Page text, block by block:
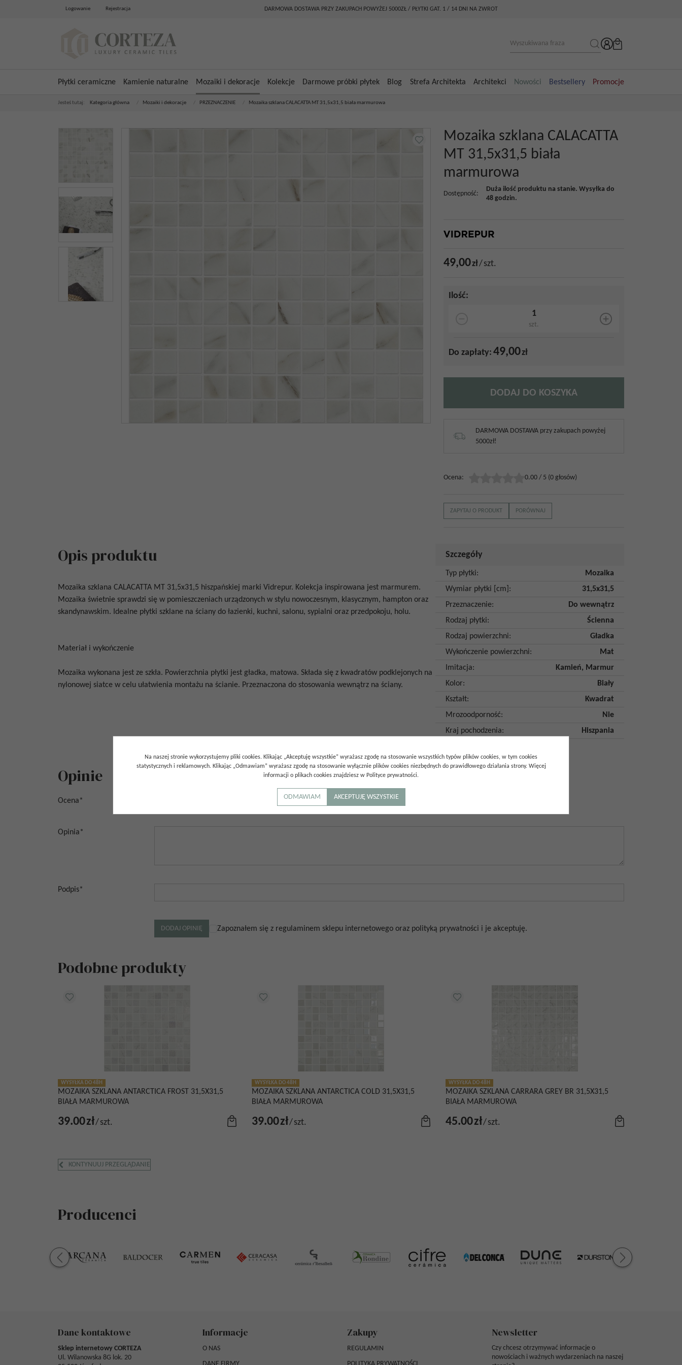
Logowanie Rejestracja DARMOWA DOSTAWA PRZY ZAKUPACH POWYŻEJ 5000ZŁ / PŁYTKI GAT. 1 / 14 DNI NA ZWROT
Płytki ceramiczne Kamienie naturalne Mozaiki i dekoracje Kolekcje Darmowe próbki płytek Blog Strefa Architekta Architekci Nowości Bestsellery Promocje
Jesteś tutaj: Kategoria główna Mozaiki i dekoracje PRZEZNACZENIE Mozaika szklana CALACATTA MT 31,5x31,5 biała marmurowa
Mozaika szklana CALACATTA
MT 31,5x31,5 biała
marmurowa
Dostępność:
Duża ilość produktu na stanie. Wysyłka do
48 godzin.
49,00zł/szt.
Ilość:
szt.
Do zapłaty: 49,00zł
DODAJ DO KOSZYKA
DARMOWA DOSTAWA przy zakupach powyżej
5000zł!
Ocena: 0.00 / 5 (0 głosów)
ZAPYTAJ O PRODUKT PORÓWNAJ
Opis produktu
Mozaika szklana CALACATTA MT 31,5x31,5 hiszpańskiej marki Vidrepur. Kolekcja inspirowana jest marmurem.
Mozaika świetnie sprawdzi się w pomieszczeniach urządzonych w stylu nowoczesnym, klasycznym, hampton oraz
skandynawskim. Idealne płytki szklane na ściany do łazienki, kuchni, salonu, sypialni oraz przedpokoju, holu.
Materiał i wykończenie
Mozaika wykonana jest ze szkła. Powierzchnia płytki jest gładka, matowa. Składa się z kwadratów podklejonych na
nylonowej siatce w celu ułatwienia montażu na ścianie. Przeznaczona do stosowania wewnątrz na ściany.
Szczegóły
Typ płytki:
Mozaika
Wymiar płytki [cm] :
31,5x31,5
Przeznaczenie:
Do wewnątrz
Rodzaj płytki:
Ścienna
Rodzaj powierzchni:
Gładka
Wykończenie powierzchni:
Mat
Imitacja: Kamień, Marmur
Kolor:
Biały
Kształt:
Kwadrat
Mrozoodporność:
Nie
Kraj pochodzenia: Hiszpania
Opinie
Ocena*
Opinia*
Podpis*
Zapoznałem się z regulaminem sklepu internetowego oraz polityką prywatności i je akceptuję.
Podobne produkty
WYSYŁKA DO 48H
MOZAIKA SZKLANA ANTARCTICA FROST 31,5X31,5
BIAŁA MARMUROWA
39.00zł/szt.
WYSYŁKA DO 48H
MOZAIKA SZKLANA ANTARCTICA COLD 31,5X31,5
BIAŁA MARMUROWA
39.00zł/szt.
WYSYŁKA DO 48H
MOZAIKA SZKLANA CARRARA GREY BR 31,5X31,5
BIAŁA MARMUROWA
45.00zł/szt.
KONTYNUUJ PRZEGLĄDANIE
Producenci
Dane kontaktowe
Sklep internetowy CORTEZA
Ul. Wilanowska 8G lok. 20
Informacje
O NAS
Zakupy
REGULAMIN
Newsletter
Czy chcesz otrzymywać informacje o
nowościach i ważnych wydarzeniach na naszej
Na naszej stronie wykorzystujemy pliki cookies. Klikając „Akceptuję wszystkie” wyrażasz zgodę na stosowanie wszystkich typów plików cookies, w tym cookies
statystycznych i reklamowych. Klikając „Odmawiam” wyrażasz zgodę na stosowanie wyłącznie plików cookies niezbędnych do prawidłowego działania strony. Więcej
informacji o plikach cookies znajdziesz w Polityce prywatności.
ODMAWIAM AKCEPTUJĘ WSZYSTKIE